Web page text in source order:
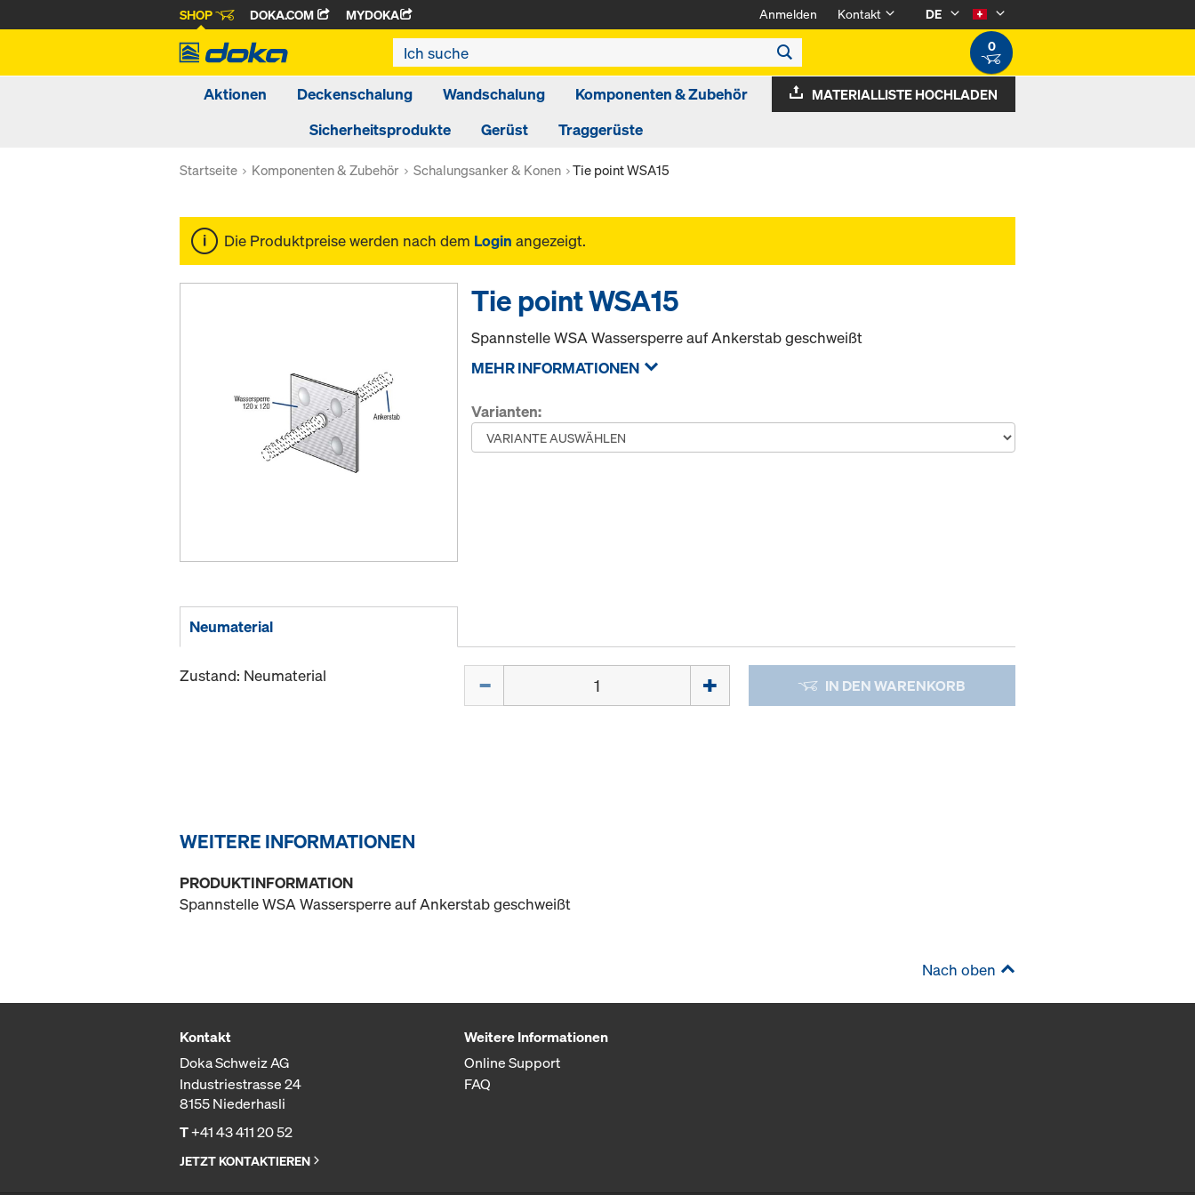
SHOP DOKA.COM MYDOKA Anmelden Kontakt
DE
0
Aktionen Deckenschalung Wandschalung
Komponenten & Zubehör
Sicherheitsprodukte
Gerüst Traggerüste
MATERIALLISTE HOCHLADEN
Startseite Komponenten & Zubehör Schalungsanker & Konen Tie point WSA15
Die Produktpreise werden nach dem Login angezeigt.
Tie point WSA15
Spannstelle WSA Wassersperre auf Ankerstab geschweißt
MEHR INFORMATIONEN
Varianten:
Neumaterial
Zustand: Neumaterial IN DEN WARENKORB
WEITERE INFORMATIONEN
PRODUKTINFORMATION
Spannstelle WSA Wassersperre auf Ankerstab geschweißt
Nach oben
Kontakt
Doka Schweiz AG
Industriestrasse 24
8155 Niederhasli
T+41 43 411 20 52
JETZT KONTAKTIEREN
Weitere Informationen
Online Support
FAQ